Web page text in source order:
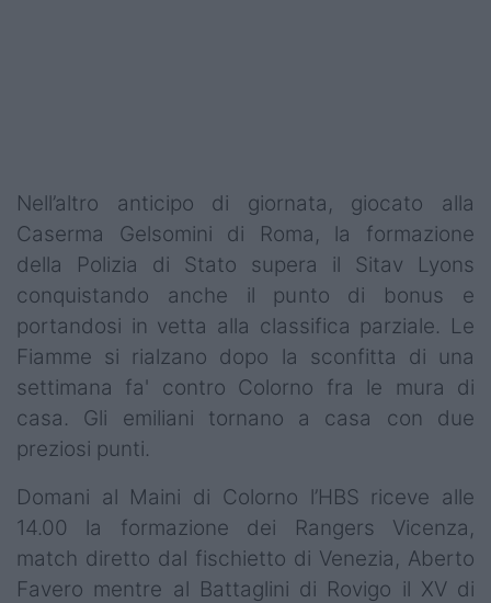
Nell’altro anticipo di giornata, giocato alla
Caserma Gelsomini di Roma, la formazione
della Polizia di Stato supera il Sitav Lyons
conquistando anche il punto di bonus e
portandosi in vetta alla classifica parziale. Le
Fiamme si rialzano dopo la sconfitta di una
settimana fa' contro Colorno fra le mura di
casa. Gli emiliani tornano a casa con due
preziosi punti.
Domani al Maini di Colorno l’HBS riceve alle
14.00 la formazione dei Rangers Vicenza,
match diretto dal fischietto di Venezia, Aberto
Favero mentre al Battaglini di Rovigo il XV di